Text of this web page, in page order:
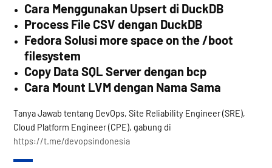
Cara Menggunakan Upsert di DuckDB
Process File CSV dengan DuckDB
Fedora Solusi more space on the /boot
filesystem
Copy Data SQL Server dengan bcp
Cara Mount LVM dengan Nama Sama
Tanya Jawab tentang DevOps, Site Reliability Engineer (SRE),
Cloud Platform Engineer (CPE), gabung di
https://t.me/devopsindonesia